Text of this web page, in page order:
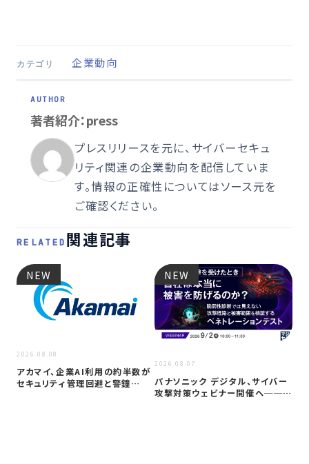
カテゴリ 企業動向
著者紹介：press
プレスリリースを元に、サイバーセキュ
リティ関連の企業動向を配信していま
す。情報の正確性についてはソース元を
ご確認ください。
RELATED 関連記事
NEW
2026.08.08
アカマイ、企業AI利用の約半数が
セキュリティ管理回避と警鐘
NEW
2026.08.07
パナソニック デジタル、サイバー
攻撃対策ウェビナー開催へ──自